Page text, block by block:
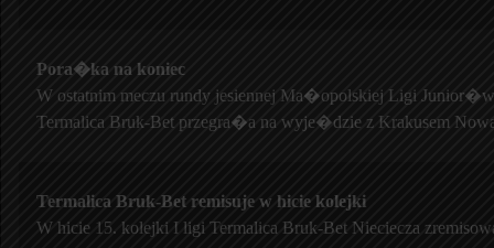
Pora�ka na koniec
W ostatnim meczu rundy jesiennej Ma�opolskiej Ligi
Termalica Bruk-Bet przegra�a na wyje�dzie z Krakusem
Termalica Bruk-Bet remisuje w hicie kolejki
W hicie 15. kolejki I ligi Termalica Bruk-Bet Nieciecza